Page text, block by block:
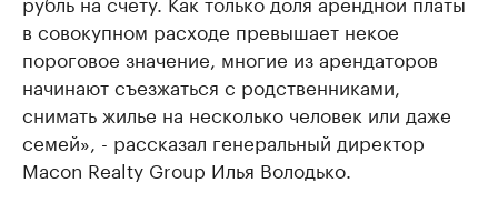
в совокупном расходе превышает некое
пороговое значение, многие из арендаторов
начинают съезжаться с родственниками,
снимать жилье на несколько человек или даже
семей», - рассказал генеральный директор
Macon Realty Group Илья Володько.